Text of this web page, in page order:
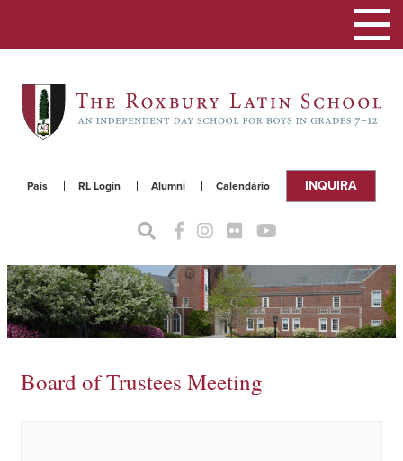
Pais RL Login Alumni Calendário INQUIRA
a
Board of Trustees Meeting